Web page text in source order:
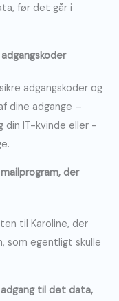
før det går i
adgangskoder og
dine adgange –
din IT-kvinde eller -
der
til Karoline, der
som egentligt skulle
til det data,